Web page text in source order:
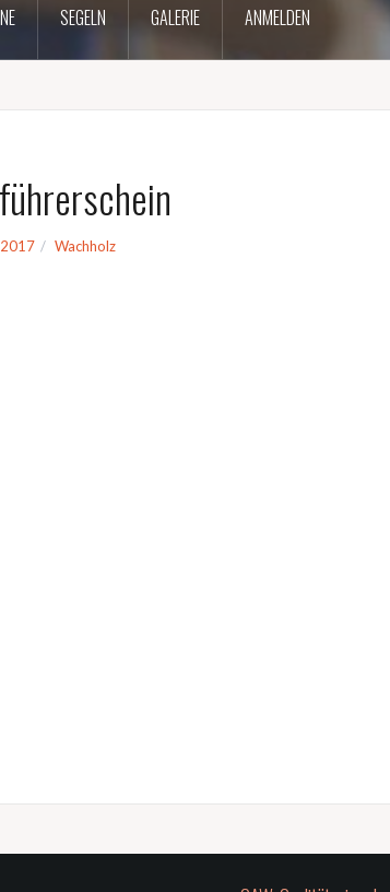
SEGELN GALERIE ANMELDEN
Wachholz